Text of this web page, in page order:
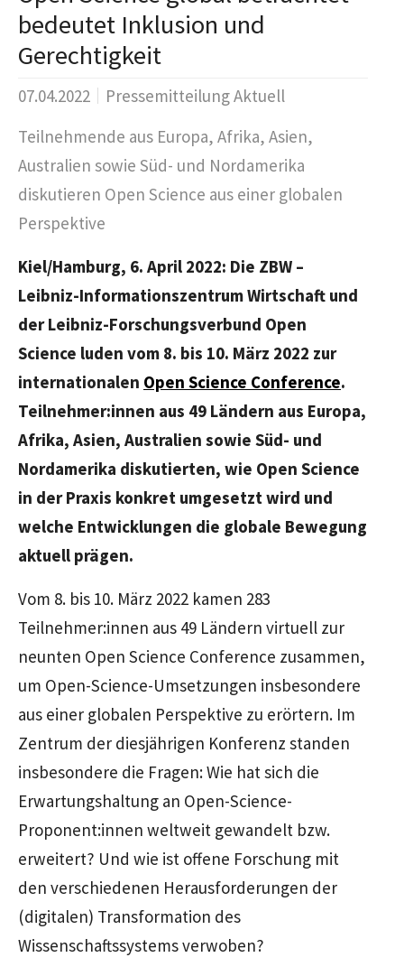
bedeutet Inklusion und
Gerechtigkeit
07.04.2022
Pressemitteilung Aktuell
Teilnehmende aus Europa, Afrika, Asien,
Australien sowie Süd- und Nordamerika
diskutieren Open Science aus einer globalen
Perspektive
Kiel/Hamburg, 6. April 2022: Die ZBW –
Leibniz-Informationszentrum Wirtschaft und
der Leibniz-Forschungsverbund Open
Science luden vom 8. bis 10. März 2022 zur
internationalen Open Science Conference.
Teilnehmer:innen aus 49 Ländern aus Europa,
Afrika, Asien, Australien sowie Süd- und
Nordamerika diskutierten, wie Open Science
in der Praxis konkret umgesetzt wird und
welche Entwicklungen die globale Bewegung
aktuell prägen.
Vom 8. bis 10. März 2022 kamen 283
Teilnehmer:innen aus 49 Ländern virtuell zur
neunten Open Science Conference zusammen,
um Open-Science-Umsetzungen insbesondere
aus einer globalen Perspektive zu erörtern. Im
Zentrum der diesjährigen Konferenz standen
insbesondere die Fragen: Wie hat sich die
Erwartungshaltung an Open-Science-
Proponent:innen weltweit gewandelt bzw.
erweitert? Und wie ist offene Forschung mit
den verschiedenen Herausforderungen der
(digitalen) Transformation des
Wissenschaftssystems verwoben?